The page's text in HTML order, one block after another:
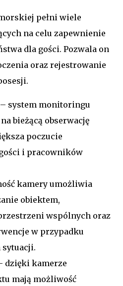
pełni wiele
na celu zapewnienie
dla gości. Pozwala on
oraz rejestrowanie
system monitoringu
bieżącą obserwację
poczucie
i pracowników
kamery umożliwia
obiektem,
wspólnych oraz
w przypadku
sytuacji.
dzięki kamerze
mają możliwość